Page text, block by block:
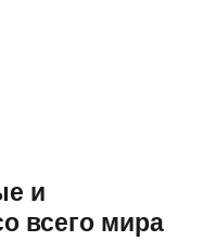
и
всего мира